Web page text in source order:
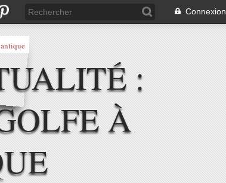
Connexion
:
À